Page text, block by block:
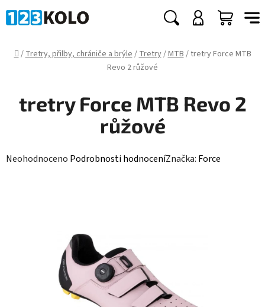
na
Hledat
KOŠÍK
Domů
/Tretry, přilby, chrániče a brýle/Tretry/MTB/tretry Force MTB
Revo 2 růžové
tretry Force MTB Revo 2
růžové
Průměrné
Neohodnoceno Podrobnosti hodnoceníZnačka: Force